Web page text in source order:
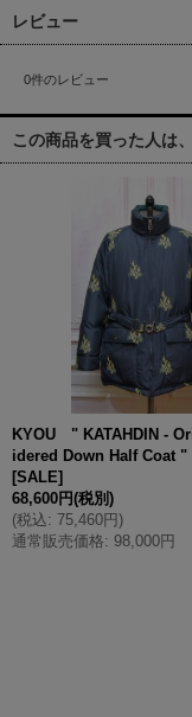
レビュー
0件のレビュー
この商品を買った人は
KYOU " KATAHDIN -
idered Down Half Coat
[SALE]
68,600円(税別)
(税込: 75,460円)
通常販売価格: 98,000円